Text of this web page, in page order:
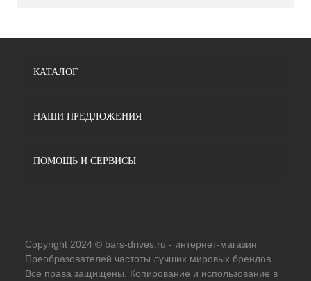
КАТАЛОГ
НАШИ ПРЕДЛОЖЕНИЯ
ПОМОЩЬ И СЕРВИСЫ
Copyright 2024 © bars-drives.ru - интернет-магазин
Преобразователей частоты лучших мировых брендов.
Все права защищены. Копирование и использование в